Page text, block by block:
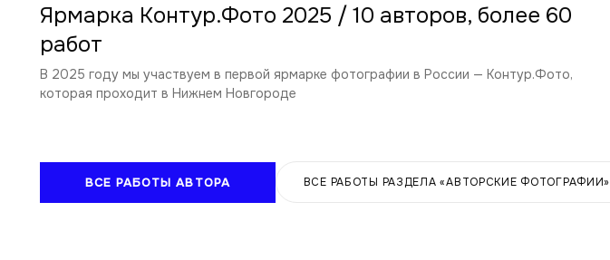
Ярмарка Контур.Фото 2025 / 10 авторов, более 60
работ
В 2025 году мы участвуем в первой ярмарке фотографии в России — Контур.Фото,
которая проходит в Нижнем Новгороде
ВСЕ РАБОТЫ АВТОРА ВСЕ РАБОТЫ РАЗДЕЛА «АВТОРСКИЕ ФОТОГРАФИИ»